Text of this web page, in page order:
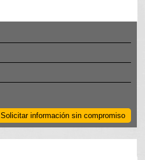
Solicitar información sin compromiso